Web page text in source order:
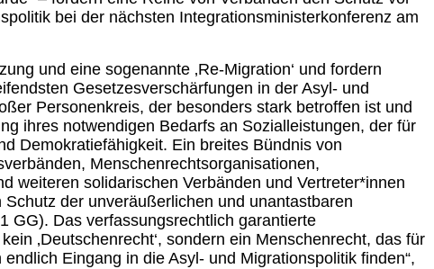
bei der nächsten Integrationsministerkonferenz am
und eine sogenannte ‚Re-Migration‘ und fordern
Gesetzesverschärfungen in der Asyl- und
Personenkreis, der besonders stark betroffen ist und
ihres notwendigen Bedarfs an Sozialleistungen, der für
Demokratiefähigkeit. Ein breites Bündnis von
Menschenrechtsorganisationen,
weiteren solidarischen Verbänden und Vertreter*innen
der unveräußerlichen und unantastbaren
GG). Das verfassungsrechtlich garantierte
‚Deutschenrecht‘, sondern ein Menschenrecht, das für
Eingang in die Asyl- und Migrationspolitik finden“,